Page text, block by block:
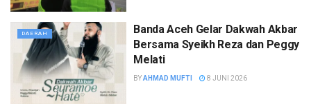
DAERAH
Banda Aceh Gelar Dakwah Akbar
Bersama Syeikh Reza dan Peggy
Melati
BYAHMAD MUFTI 8 JUNI 2026